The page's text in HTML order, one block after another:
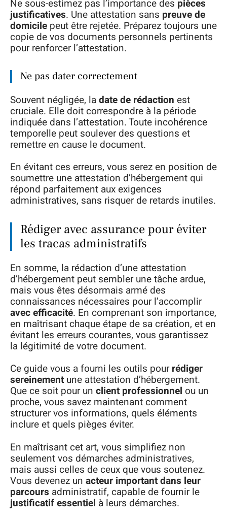
Ne sous-estimez pas l’importance des pièces
justificatives. Une attestation sans preuve de
domicile peut être rejetée. Préparez toujours une
copie de vos documents personnels pertinents
pour renforcer l’attestation.
Ne pas dater correctement
Souvent négligée, ladate de rédaction est
cruciale. Elle doit correspondre à la période
indiquée dans l’attestation. Toute incohérence
temporelle peut soulever des questions et
remettre en cause le document.
En évitant ces erreurs, vous serez en position de
soumettre une attestation d’hébergement qui
répond parfaitement aux exigences
administratives, sans risquer de retards inutiles.
Rédiger avec assurance pour éviter
les tracas administratifs
En somme, la rédaction d’une attestation
d’hébergement peut sembler une tâche ardue,
mais vous êtes désormais armé des
connaissances nécessaires pour l’accomplir
avec efficacité. En comprenant son importance,
en maîtrisant chaque étape de sa création, et en
évitant les erreurs courantes, vous garantissez
la légitimité de votre document.
Ce guide vous a fourni les outils pourrédiger
sereinement une attestation d’hébergement.
Que ce soit pour un client professionnel ou un
proche, vous savez maintenant comment
structurer vos informations, quels éléments
inclure et quels pièges éviter.
En maîtrisant cet art, vous simplifiez non
seulement vos démarches administratives,
mais aussi celles de ceux que vous soutenez.
Vous devenez un acteur important dans leur
parcours administratif, capable de fournir le
justificatif essentiel à leurs démarches.